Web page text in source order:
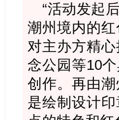
“活动发起
潮州境内的
对主办方精
念公园等10
创作。再由
是绘制设计